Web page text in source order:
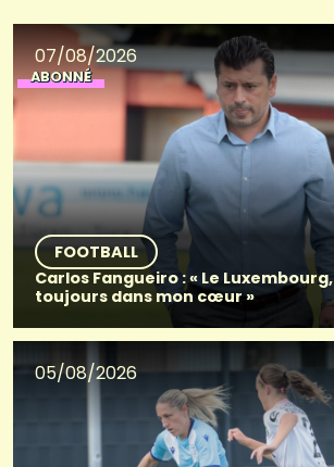
07/08/2026
ABONNÉ
FOOTBALL
Carlos Fangueiro : « Le Luxembourg,
toujours dans mon cœur »
05/08/2026